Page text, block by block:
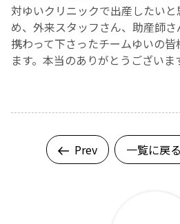
対ゆいクリニックで出産したい
め、外来スタッフさん、助産師
携わって下さったチームゆいの
ます。本当のありがとうございま
Prev 一覧に戻る